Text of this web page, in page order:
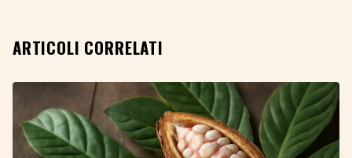
ARTICOLI CORRELATI